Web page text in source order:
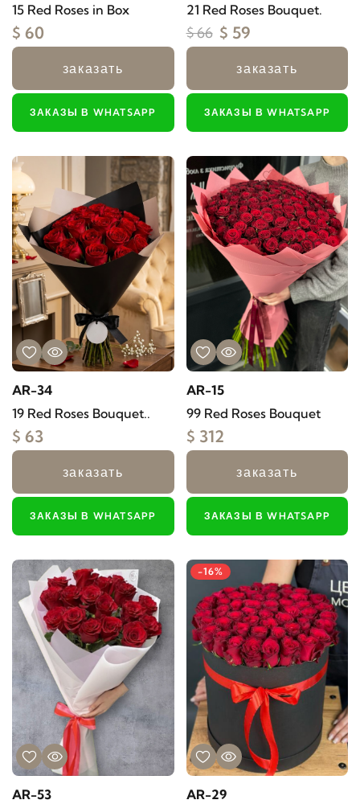
15 Red Roses in Box
$ 60
заказать
ЗАКАЗЫ В WHATSAPP
21 Red Roses Bouquet.
$ 66 $ 59
заказать
ЗАКАЗЫ В WHATSAPP
AR-34
19 Red Roses Bouquet..
$ 63
заказать
ЗАКАЗЫ В WHATSAPP
AR-15
99 Red Roses Bouquet
$ 312
заказать
ЗАКАЗЫ В WHATSAPP
AR-53
-16%
AR-29